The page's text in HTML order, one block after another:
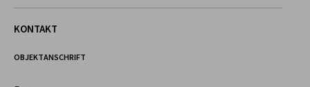
KONTAKT
OBJEKTANSCHRIFT